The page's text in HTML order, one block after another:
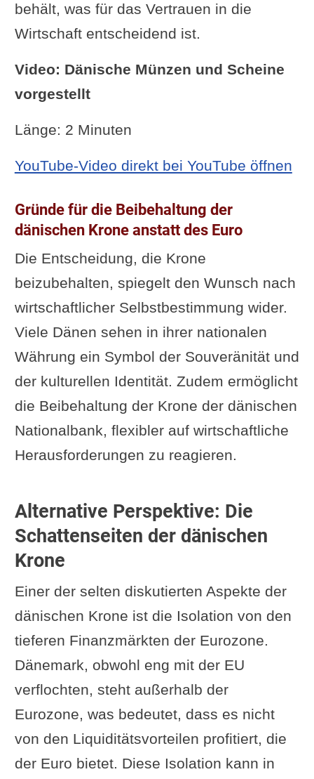
behält, was für das Vertrauen in die
Wirtschaft entscheidend ist.
Video: Dänische Münzen und Scheine
vorgestellt
Länge: 2 Minuten
YouTube-Video direkt bei YouTube öffnen
Gründe für die Beibehaltung der
dänischen Krone anstatt des Euro
Die Entscheidung, die Krone
beizubehalten, spiegelt den Wunsch nach
wirtschaftlicher Selbstbestimmung wider.
Viele Dänen sehen in ihrer nationalen
Währung ein Symbol der Souveränität und
der kulturellen Identität. Zudem ermöglicht
die Beibehaltung der Krone der dänischen
Nationalbank, flexibler auf wirtschaftliche
Herausforderungen zu reagieren.
Alternative Perspektive: Die
Schattenseiten der dänischen
Krone
Einer der selten diskutierten Aspekte der
dänischen Krone ist die Isolation von den
tieferen Finanzmärkten der Eurozone.
Dänemark, obwohl eng mit der EU
verflochten, steht außerhalb der
Eurozone, was bedeutet, dass es nicht
von den Liquiditätsvorteilen profitiert, die
der Euro bietet. Diese Isolation kann in